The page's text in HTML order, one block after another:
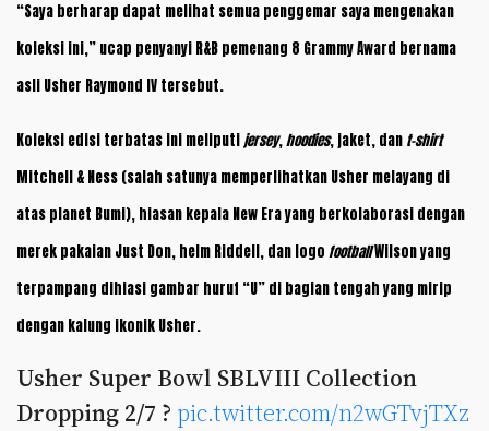
“Saya berharap dapat melihat semua penggemar saya mengenakan
koleksi ini,” ucap penyanyi R&B pemenang 8 Grammy Award bernama
asli Usher Raymond IV tersebut.
Koleksi edisi terbatas ini meliputijersey,hoodies, jaket, dan t-shirt
Mitchell & Ness (salah satunya memperlihatkan Usher melayang di
atas planet Bumi), hiasan kepala New Era yang berkolaborasi dengan
merek pakaian Just Don, helm Riddell, dan logo footballWilson yang
terpampang dihiasi gambar huruf “U” di bagian tengah yang mirip
dengan kalung ikonik Usher.
Usher Super Bowl SBLVIII Collection
Dropping 2/7 ? pic.twitter.com/n2wGTvjTXz